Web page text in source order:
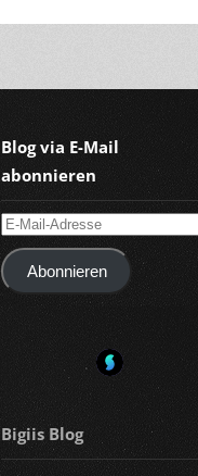
Blog via E-Mail
abonnieren
E-
Mail-
AdresseAbonnieren
Bigiis Blog